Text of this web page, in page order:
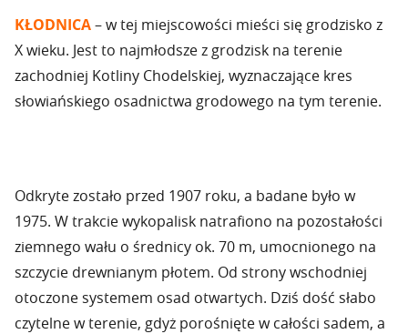
KŁODNICA– w tej miejscowości mieści się grodzisko z
X wieku. Jest to najmłodsze z grodzisk na terenie
zachodniej Kotliny Chodelskiej, wyznaczające kres
słowiańskiego osadnictwa grodowego na tym terenie.
Odkryte zostało przed 1907 roku, a badane było w
1975. W trakcie wykopalisk natrafiono na pozostałości
ziemnego wału o średnicy ok. 70 m, umocnionego na
szczycie drewnianym płotem. Od strony wschodniej
otoczone systemem osad otwartych. Dziś dość słabo
czytelne w terenie, gdyż porośnięte w całości sadem, a